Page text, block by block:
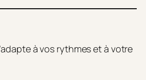
à vos rythmes et à votre